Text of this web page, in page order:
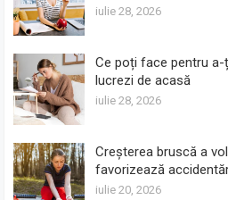
iulie 28, 2026
Ce poți face pentru
lucrezi de acasă
iulie 28, 2026
Creșterea bruscă a
favorizează
iulie 20, 2026